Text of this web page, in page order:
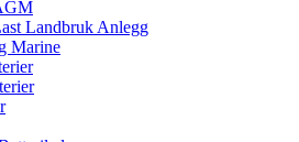
Landbruk Anlegg
Marine